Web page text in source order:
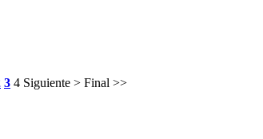
3 4 Siguiente > Final >>